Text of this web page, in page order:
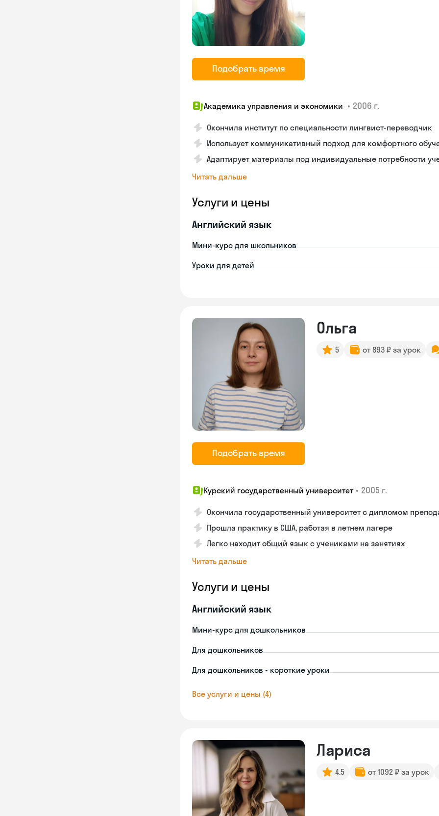
Подобрать время
Академика управления и экономики • 2006 г.
Окончила институт по специальности лингвист-переводчик
Использует коммуникативный подход для комфортного
Адаптирует материалы под индивидуальные потребности
Читать дальше
Услуги и цены
Английский язык
Мини-курс для школьников
Уроки для детей
Подобрать время
Ольга
5 от 893 ₽ за урок
Курский государственный университет • 2005 г.
Окончила государственный университет с дипломом
Прошла практику в США, работая в летнем лагере
Легко находит общий язык с учениками на занятиях
Читать дальше
Услуги и цены
Английский язык
Мини-курс для дошкольников
Для дошкольников
Для дошкольников - короткие уроки
Все услуги и цены (4)
Лариса
4.5 от 1092 ₽ за урок